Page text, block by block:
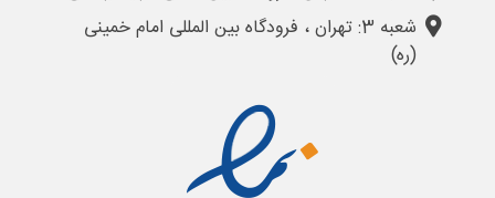
شعبه 3: تهران ، فرودگاه بین المللی امام خمینی
(ره)